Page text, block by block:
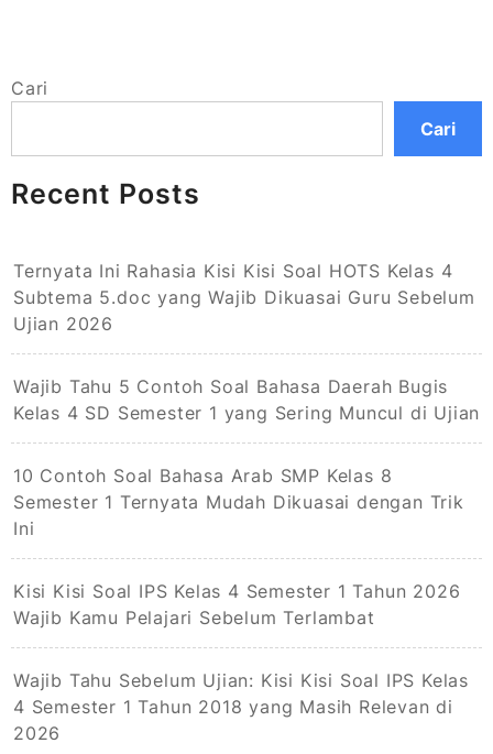
Cari
Cari
Recent Posts
Ternyata Ini Rahasia Kisi Kisi Soal HOTS Kelas 4
Subtema 5.doc yang Wajib Dikuasai Guru Sebelum
Ujian 2026
Wajib Tahu 5 Contoh Soal Bahasa Daerah Bugis
Kelas 4 SD Semester 1 yang Sering Muncul di Ujian
10 Contoh Soal Bahasa Arab SMP Kelas 8
Semester 1 Ternyata Mudah Dikuasai dengan Trik
Ini
Kisi Kisi Soal IPS Kelas 4 Semester 1 Tahun 2026
Wajib Kamu Pelajari Sebelum Terlambat
Wajib Tahu Sebelum Ujian: Kisi Kisi Soal IPS Kelas
4 Semester 1 Tahun 2018 yang Masih Relevan di
2026